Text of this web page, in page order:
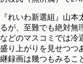
『れいわ新選組』山
るが、至難でも絶対無
などのマスコミでは冷
盛り上がりを見せつつ
継録画は幾つもみるこ